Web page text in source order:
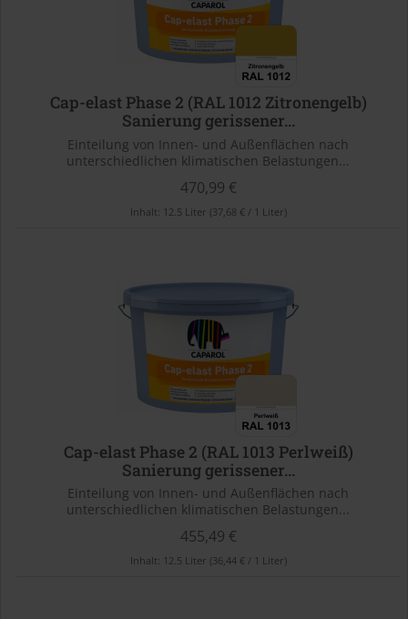
Cap-elast Phase 2 (RAL 1012 Zitronengelb)
Sanierung gerissener...
Einteilung von Innen- und Außenflächen nach
unterschiedlichen klimatischen Belastungen...
470,99 €
Inhalt: 12.5 Liter (37,68 € / 1 Liter)
Cap-elast Phase 2 (RAL 1013 Perlweiß)
Sanierung gerissener...
Einteilung von Innen- und Außenflächen nach
unterschiedlichen klimatischen Belastungen...
455,49 €
Inhalt: 12.5 Liter (36,44 € / 1 Liter)